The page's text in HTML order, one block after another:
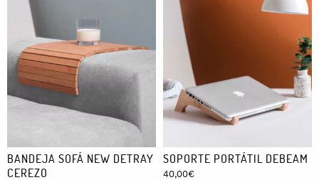
BANDEJA SOFÁ NEW DETRAY
CEREZO
SOPORTE PORTÁTIL DEBEAM
40,00€